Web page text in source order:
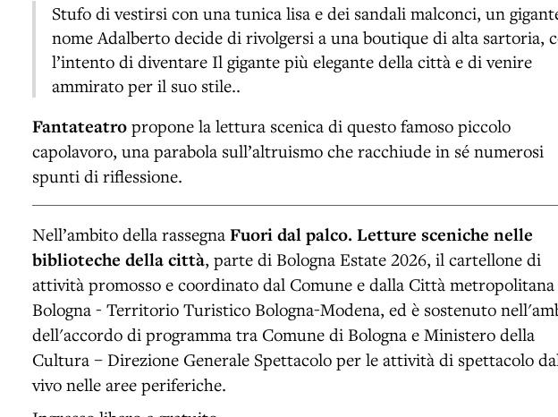
Stufo di vestirsi con una tunica lisa e dei sandali malconci, un
nome Adalberto decide di rivolgersi a una boutique di alta sartoria,
l’intento di diventare Il gigante più elegante della città e di venire
ammirato per il suo stile..
Fantateatro propone la lettura scenica di questo famoso piccolo
capolavoro, una parabola sull’altruismo che racchiude in sé numerosi
spunti di riflessione.
Nell’ambito della rassegna Fuori dal palco. Letture sceniche nelle
biblioteche della città, parte di Bologna Estate 2026, il cartellone di
attività promosso e coordinato dal Comune e dalla Città
Bologna - Territorio Turistico Bologna-Modena, ed è sostenuto
dell'accordo di programma tra Comune di Bologna e Ministero della
Cultura – Direzione Generale Spettacolo per le attività di spettacolo
vivo nelle aree periferiche.